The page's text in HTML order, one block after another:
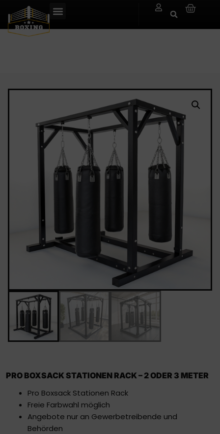
PRO BOXSACK STATIONEN RACK – 2 ODER 3 METER
Pro Boxsack Stationen Rack
Freie Farbwahl möglich
Angebote nur an Gewerbetreibende und
Behörden